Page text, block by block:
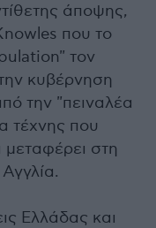
άποψης,
που το
τον
κυβέρνηση
την "πειναλέα
τέχνης που
στη
Ελλάδας και